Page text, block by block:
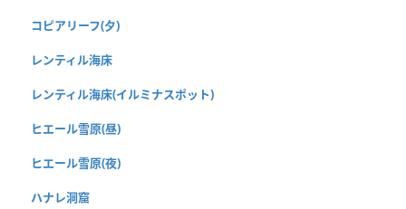
コピアリーフ(夕)
レンティル海床
レンティル海床(イルミナスポット)
ヒエール雪原(昼)
ヒエール雪原(夜)
ハナレ洞窟